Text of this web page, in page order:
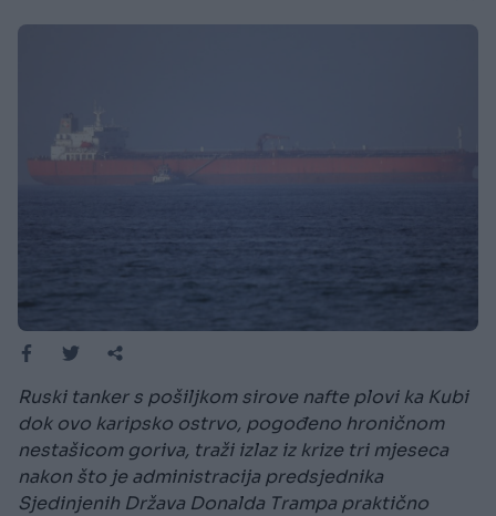
Ruski tanker s pošiljkom sirove nafte plovi ka Kubi
dok ovo karipsko ostrvo, pogođeno hroničnom
nestašicom goriva, traži izlaz iz krize tri mjeseca
nakon što je administracija predsjednika
Sjedinjenih Država Donalda Trampa praktično